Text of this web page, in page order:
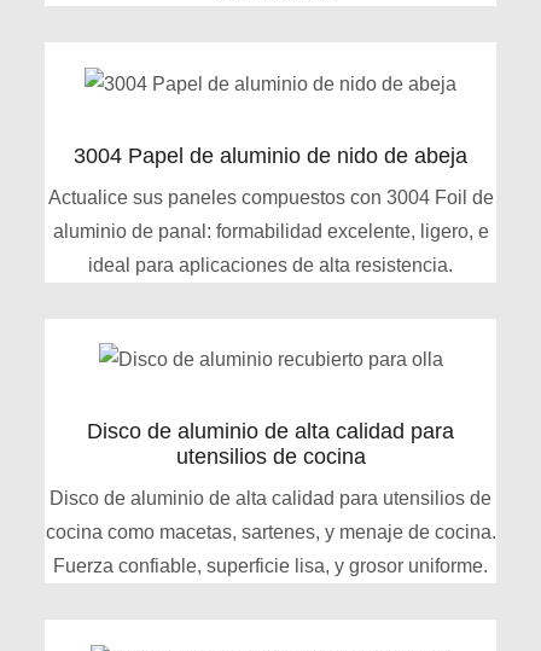
3004 Papel de aluminio de nido de abeja
Actualice sus paneles compuestos con 3004 Foil de
aluminio de panal: formabilidad excelente, ligero, e
ideal para aplicaciones de alta resistencia.
Disco de aluminio de alta calidad para
utensilios de cocina
Disco de aluminio de alta calidad para utensilios de
cocina como macetas, sartenes, y menaje de cocina.
Fuerza confiable, superficie lisa, y grosor uniforme.